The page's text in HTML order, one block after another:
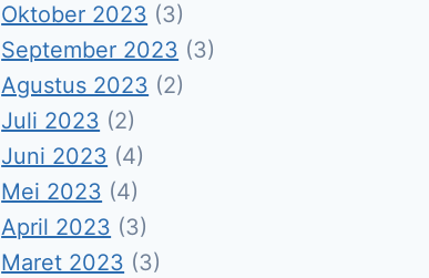
Oktober 2023 (3)
September 2023 (3)
Agustus 2023 (2)
Juli 2023 (2)
Juni 2023 (4)
Mei 2023 (4)
April 2023 (3)
Maret 2023 (3)